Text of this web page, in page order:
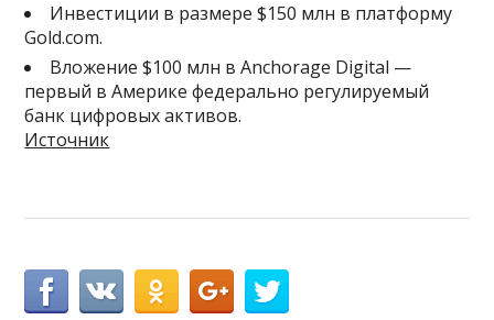
Инвестиции в размере $150 млн в платформу
Gold.com.
Вложение $100 млн в Anchorage Digital —
первый в Америке федерально регулируемый
банк цифровых активов.
Источник